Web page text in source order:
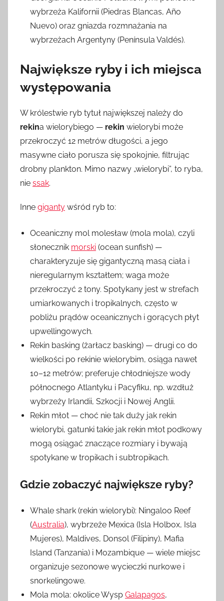
wybrzeża Kalifornii (Piedras Blancas, Año
Nuevo) oraz gniazda rozmnażania na
wybrzeżach Argentyny (Península Valdés).
Największe ryby i ich miejsca
występowania
W królestwie ryb tytuł największej należy do
rekina wielorybiego — rekin wielorybi może
przekroczyć 12 metrów długości, a jego
masywne ciało porusza się spokojnie, filtrując
drobny plankton. Mimo nazwy „wielorybi”, to ryba,
nie ssak.
Inne giganty wśród ryb to:
Oceaniczny mol molesław (mola mola), czyli
słonecznik morski (ocean sunfish) —
charakteryzuje się gigantyczną masą ciała i
nieregularnym kształtem; waga może
przekroczyć 2 tony. Spotykany jest w strefach
umiarkowanych i tropikalnych, często w
pobliżu prądów oceanicznych i gorących płyt
upwellingowych.
Rekin basking (żarłacz basking) — drugi co do
wielkości po rekinie wielorybim, osiąga nawet
10–12 metrów; preferuje chłodniejsze wody
północnego Atlantyku i Pacyfiku, np. wzdłuż
wybrzeży Irlandii, Szkocji i Nowej Anglii.
Rekin młot — choć nie tak duży jak rekin
wielorybi, gatunki takie jak rekin młot podkowy
mogą osiągać znaczące rozmiary i bywają
spotykane w tropikach i subtropikach.
Gdzie zobaczyć największe ryby?
Whale shark (rekin wielorybi): Ningaloo Reef
(Australia), wybrzeże Mexica (Isla Holbox, Isla
Mujeres), Maldives, Donsol (Filipiny), Mafia
Island (Tanzania) i Mozambique — wiele miejsc
organizuje sezonowe wycieczki nurkowe i
snorkelingowe.
Mola mola: okolice Wysp Galapagos,